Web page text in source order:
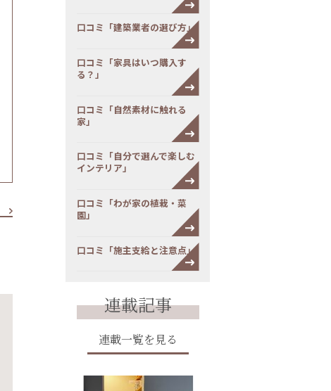
口コミ「建築業者の選び方」
口コミ「家具はいつ購入す
る？」
口コミ「自然素材に触れる
家」
口コミ「自分で選んで楽しむ
インテリア」
口コミ「わが家の植栽・菜
園」
口コミ「施主支給と注意点」
連載記事
連載一覧を見る